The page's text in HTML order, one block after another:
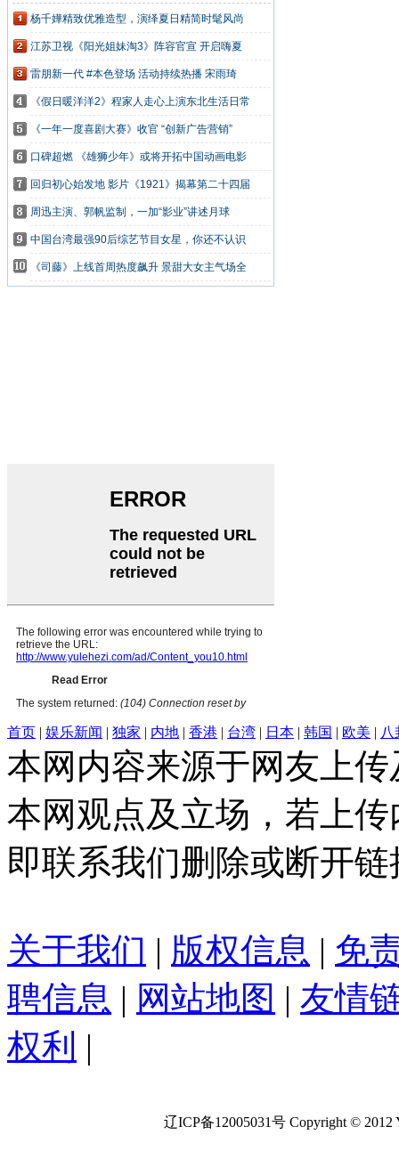
首页 | 娱乐新闻 | 独家 | 内地 | 香港 | 台湾 | 日本 | 韩国 | 欧美 | 八
本网内容来源于网友上
本网观点及立场，若上
即联系我们删除或断开
关于我们 | 版权信息 | 免
聘信息 | 网站地图 | 友情
权利 |
辽ICP备12005031号 Copyright © 2012